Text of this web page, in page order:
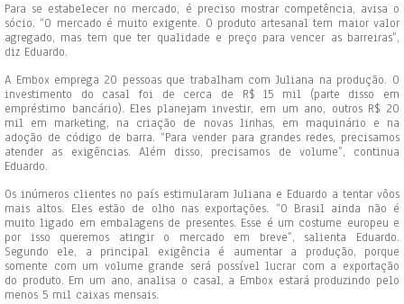
Para se estabelecer no mercado, é preciso mostrar competência, avisa o
sócio. “O mercado é muito exigente. O produto artesanal tem maior valor
agregado, mas tem que ter qualidade e preço para vencer as barreiras”,
diz Eduardo.
A Embox emprega 20 pessoas que trabalham com Juliana na produção. O
investimento do casal foi de cerca de R$ 15 mil (parte disso em
empréstimo bancário). Eles planejam investir, em um ano, outros R$ 20
mil em marketing, na criação de novas linhas, em maquinário e na
adoção de código de barra. “Para vender para grandes redes, precisamos
atender as exigências. Além disso, precisamos de volume”, continua
Eduardo.
Os inúmeros clientes no país estimularam Juliana e Eduardo a tentar vôos
mais altos. Eles estão de olho nas exportações. “O Brasil ainda não é
muito ligado em embalagens de presentes. Esse é um costume europeu e
por isso queremos atingir o mercado em breve”, salienta Eduardo.
Segundo ele, a principal exigência é aumentar a produção, porque
somente com um volume grande será possível lucrar com a exportação
do produto. Em um ano, analisa o casal, a Embox estará produzindo pelo
menos 5 mil caixas mensais.